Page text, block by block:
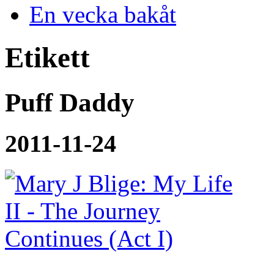
En vecka bakåt
Etikett
Puff Daddy
2011-11-24